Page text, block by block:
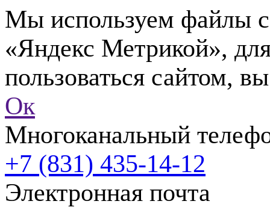
Мы используем файлы
«Яндекс Метрикой»,
пользоваться сайтом,
Ок
Многоканальный
+7 (831) 435-14-12
Электронная почта